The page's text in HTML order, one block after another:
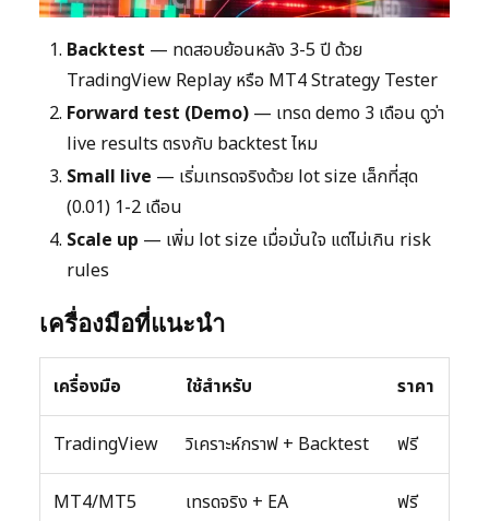
Backtest — ทดสอบย้อนหลัง 3-5 ปี ด้วย
TradingView Replay หรือ MT4 Strategy Tester
Forward test (Demo) — เทรด demo 3 เดือน ดูว่า
live results ตรงกับ backtest ไหม
Small live — เริ่มเทรดจริงด้วย lot size เล็กที่สุด
(0.01) 1-2 เดือน
Scale up — เพิ่ม lot size เมื่อมั่นใจ แต่ไม่เกิน risk
rules
เครื่องมือที่แนะนำ
เครื่องมือ ใช้สำหรับ ราคา
TradingView วิเคราะห์กราฟ + Backtest ฟรี
MT4/MT5 เทรดจริง + EA ฟรี